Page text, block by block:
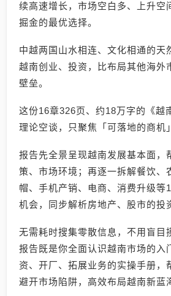
续高速增长，市场空白多、上升空
掘金的最优选择。
中越两国山水相连、文化相通的天
越南创业、投资，比布局其他海外
壁垒。
这份16章326页、约18万字的《越
理论空谈，只聚焦「可落地的商机
报告先全景呈现越南发展基本面，
策、市场环境；再逐一拆解餐饮、
帽、手机产销、电商、消费升级等
机会，同步解析房地产、股市的投
无需耗时搜集零散信息，不用盲目
报告既是你全面认识越南市场的入
资、开厂、拓展业务的实操手册，
避开市场陷阱，高效布局越南新蓝